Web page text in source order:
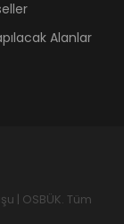
Alanlar
| OSBÜK. Tüm